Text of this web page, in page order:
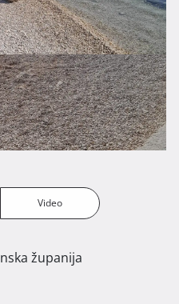
Video
županija